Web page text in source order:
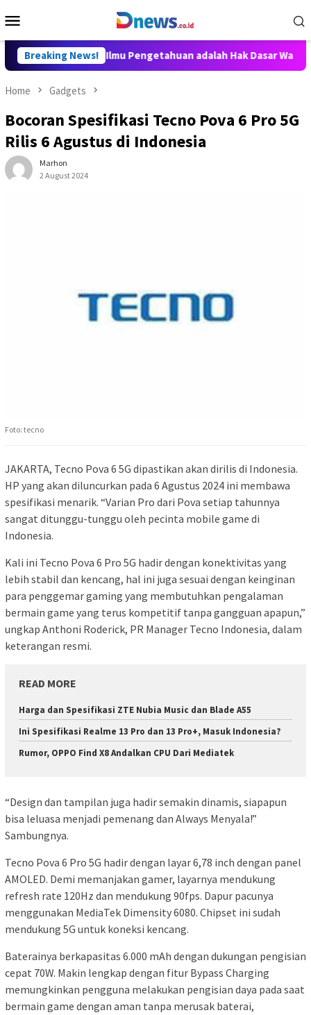
to
Menu
Breaking News!
Aditya: Akses Ilmu Pengetahuan adalah Hak Dasar Warga
Home Gadgets
Bocoran Spesifikasi Tecno Pova 6 Pro 5G
Rilis 6 Agustus di Indonesia
Marhon
2 August 2024
Foto: tecno
JAKARTA, Tecno Pova 6 5G dipastikan akan dirilis di Indonesia.
HP yang akan diluncurkan pada 6 Agustus 2024 ini membawa
spesifikasi menarik. “Varian Pro dari Pova setiap tahunnya
sangat ditunggu-tunggu oleh pecinta mobile game di
Indonesia.
Kali ini Tecno Pova 6 Pro 5G hadir dengan konektivitas yang
lebih stabil dan kencang, hal ini juga sesuai dengan keinginan
para penggemar gaming yang membutuhkan pengalaman
bermain game yang terus kompetitif tanpa gangguan apapun,”
ungkap Anthoni Roderick, PR Manager Tecno Indonesia, dalam
keterangan resmi.
READ MORE
Harga dan Spesifikasi ZTE Nubia Music dan Blade A55
Ini Spesifikasi Realme 13 Pro dan 13 Pro+, Masuk Indonesia?
Rumor, OPPO Find X8 Andalkan CPU Dari Mediatek
“Design dan tampilan juga hadir semakin dinamis, siapapun
bisa leluasa menjadi pemenang dan Always Menyala!”
Sambungnya.
Tecno Pova 6 Pro 5G hadir dengan layar 6,78 inch dengan panel
AMOLED. Demi memanjakan gamer, layarnya mendukung
refresh rate 120Hz dan mendukung 90fps. Dapur pacunya
menggunakan MediaTek Dimensity 6080. Chipset ini sudah
mendukung 5G untuk koneksi kencang.
Baterainya berkapasitas 6.000 mAh dengan dukungan pengisian
cepat 70W. Makin lengkap dengan fitur Bypass Charging
memungkinkan pengguna melakukan pengisian daya pada saat
bermain game dengan aman tanpa merusak baterai,